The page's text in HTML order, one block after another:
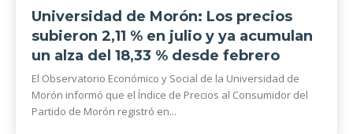
Universidad de Morón: Los precios
subieron 2,11 % en julio y ya acumulan
un alza del 18,33 % desde febrero
El Observatorio Económico y Social de la Universidad de
Morón informó que el Índice de Precios al Consumidor del
Partido de Morón registró en...